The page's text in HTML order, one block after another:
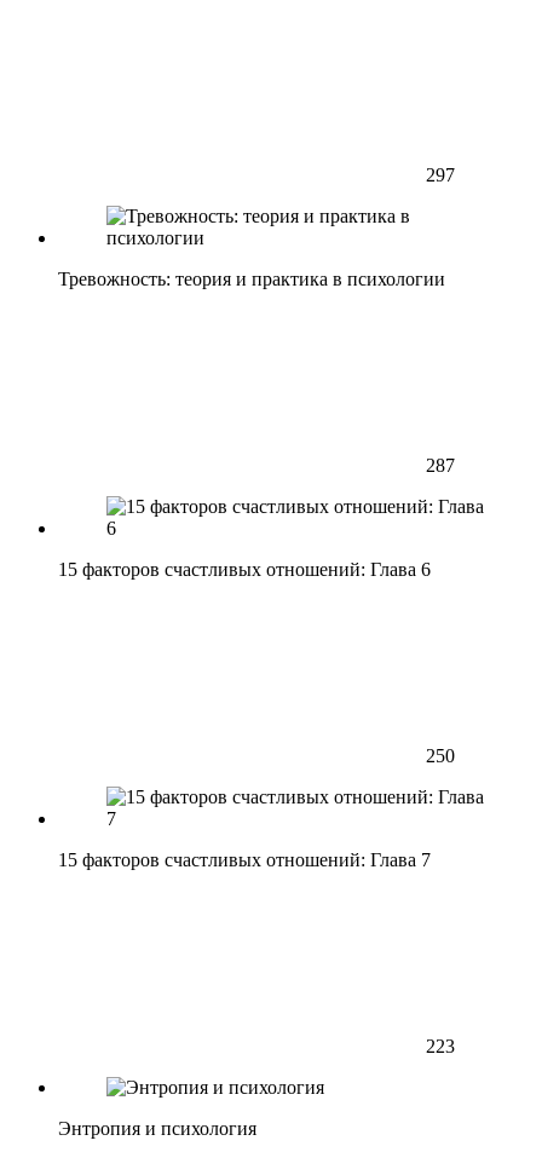
297
Тревожность: теория и практика в психологии
287
15 факторов счастливых отношений: Глава 6
250
15 факторов счастливых отношений: Глава 7
223
Энтропия и психология